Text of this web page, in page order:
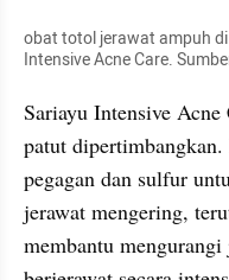
obat totol jerawat ampuh
Intensive Acne Care.
Sariayu Intensive
patut
pegagan dan sulfur
jerawat mengering,
membantu